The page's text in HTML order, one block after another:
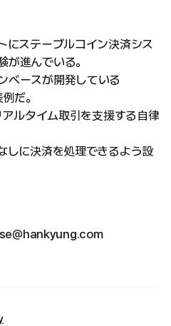
にステーブルコイン決済シス
が進んでいる。
ベースが開発している
だ。
ルタイム取引を支援する自律
しに決済を処理できるよう設